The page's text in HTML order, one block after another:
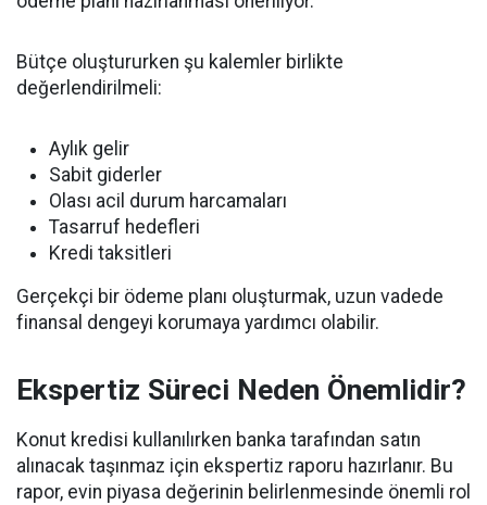
Bütçe oluştururken şu kalemler birlikte
değerlendirilmeli:
Aylık gelir
Sabit giderler
Olası acil durum harcamaları
Tasarruf hedefleri
Kredi taksitleri
Gerçekçi bir ödeme planı oluşturmak, uzun vadede
finansal dengeyi korumaya yardımcı olabilir.
Ekspertiz Süreci Neden Önemlidir?
Konut kredisi kullanılırken banka tarafından satın
alınacak taşınmaz için ekspertiz raporu hazırlanır. Bu
rapor, evin piyasa değerinin belirlenmesinde önemli rol